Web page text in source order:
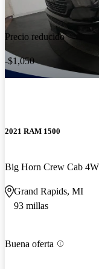
Precio reducido
-$1,050
2021 RAM 1500
Big Horn Crew Cab
Grand Rapids, MI
93 millas
Buena oferta